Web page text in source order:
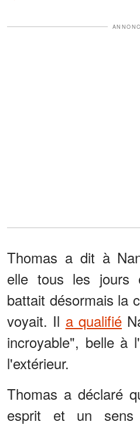
Thomas a dit à
elle tous les
battait désormais la
voyait. Il a qualifié
incroyable", belle à
l'extérieur.
Thomas a déclaré
esprit et un sens